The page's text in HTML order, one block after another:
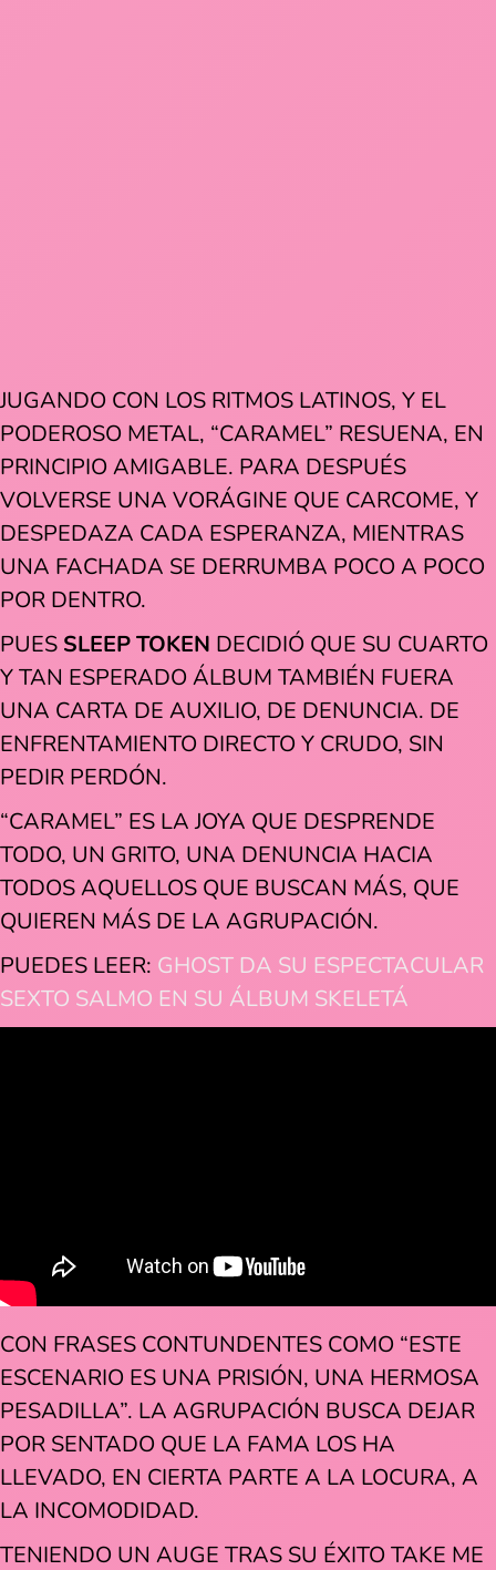
JUGANDO CON LOS RITMOS LATINOS, Y EL
PODEROSO METAL, “CARAMEL” RESUENA, EN
PRINCIPIO AMIGABLE. PARA DESPUÉS
VOLVERSE UNA VORÁGINE QUE CARCOME, Y
DESPEDAZA CADA ESPERANZA, MIENTRAS
UNA FACHADA SE DERRUMBA POCO A POCO
POR DENTRO.
PUES SLEEP TOKEN DECIDIÓ QUE SU CUARTO
Y TAN ESPERADO ÁLBUM TAMBIÉN FUERA
UNA CARTA DE AUXILIO, DE DENUNCIA. DE
ENFRENTAMIENTO DIRECTO Y CRUDO, SIN
PEDIR PERDÓN.
“CARAMEL” ES LA JOYA QUE DESPRENDE
TODO, UN GRITO, UNA DENUNCIA HACIA
TODOS AQUELLOS QUE BUSCAN MÁS, QUE
QUIEREN MÁS DE LA AGRUPACIÓN.
PUEDES LEER: GHOST DA SU ESPECTACULAR
SEXTO SALMO EN SU ÁLBUM SKELETÁ
CON FRASES CONTUNDENTES COMO “ESTE
ESCENARIO ES UNA PRISIÓN, UNA HERMOSA
PESADILLA”. LA AGRUPACIÓN BUSCA DEJAR
POR SENTADO QUE LA FAMA LOS HA
LLEVADO, EN CIERTA PARTE A LA LOCURA, A
LA INCOMODIDAD.
TENIENDO UN AUGE TRAS SU ÉXITO TAKE ME